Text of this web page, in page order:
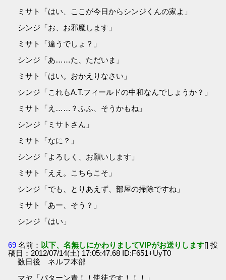
ミサト「はい、ここが今日からシンジくんの家よ」
シンジ「お、お邪魔します」
ミサト「違うでしょ？」
シンジ「あ……た、ただいま」
ミサト「はい。おかえりなさい」
シンジ「これもA.T.フィールドの中和なんでしょうか？」
ミサト「え……？ふふ、そうかもね」
シンジ「ミサトさん」
ミサト「なに？」
シンジ「よろしく、お願いします」
ミサト「ええ。こちらこそ」
シンジ「でも、とりあえず、部屋の掃除ですね」
ミサト「あー、そう？」
シンジ「はい」
69 名前： 以下、名無しにかわりましてVIPがお送りします[] 投
稿日：2012/07/14(土) 17:05:47.68 ID:F651+UyT0
数日後 ネルフ本部
マヤ「パターン青！！使徒です！！！」